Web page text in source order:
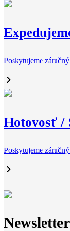
Poskytujeme
Hotovosť /
Poskytujeme
Newsletter